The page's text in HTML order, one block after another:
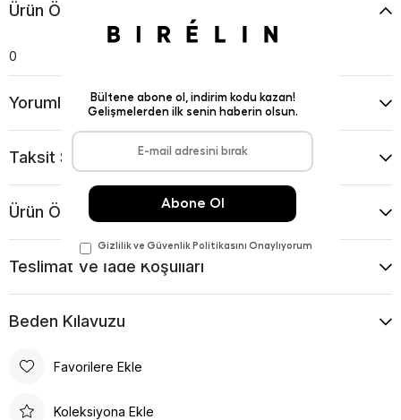
Ürün Özellikleri
0
Yorumlar (0)
Taksit Seçenekleri
Ürün Önerileri
Teslimat Ve İade Koşulları
Beden Kılavuzu
Favorilere Ekle
Koleksiyona Ekle